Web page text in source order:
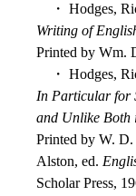
・ Hodges,
Writing of
Printed by Wm.
・ Hodges,
In Particular for
and Unlike Both
Printed by W.
Alston, ed.
Scholar Press,